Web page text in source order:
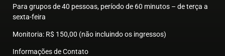
Para grupos de 40 pessoas, período de 60 minutos – de terça a
sexta-feira
Monitoria: R$ 150,00 (não incluindo os ingressos)
Informações de Contato